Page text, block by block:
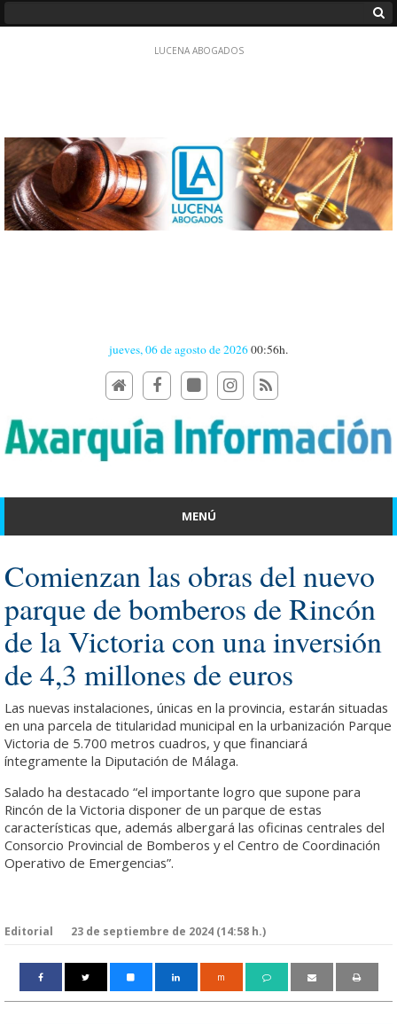
jueves, 06 de agosto de 202600:56h.
MENÚ
Comienzan las obras del nuevo
parque de bomberos de Rincón
de la Victoria con una inversión
de 4,3 millones de euros
Las nuevas instalaciones, únicas en la provincia, estarán situadas
en una parcela de titularidad municipal en la urbanización Parque
Victoria de 5.700 metros cuadros, y que financiará
íntegramente la Diputación de Málaga.
Salado ha destacado “el importante logro que supone para
Rincón de la Victoria disponer de un parque de estas
características que, además albergará las oficinas centrales del
Consorcio Provincial de Bomberos y el Centro de Coordinación
Operativo de Emergencias”.
Editorial 23 de septiembre de 2024 (14:58 h.)
m